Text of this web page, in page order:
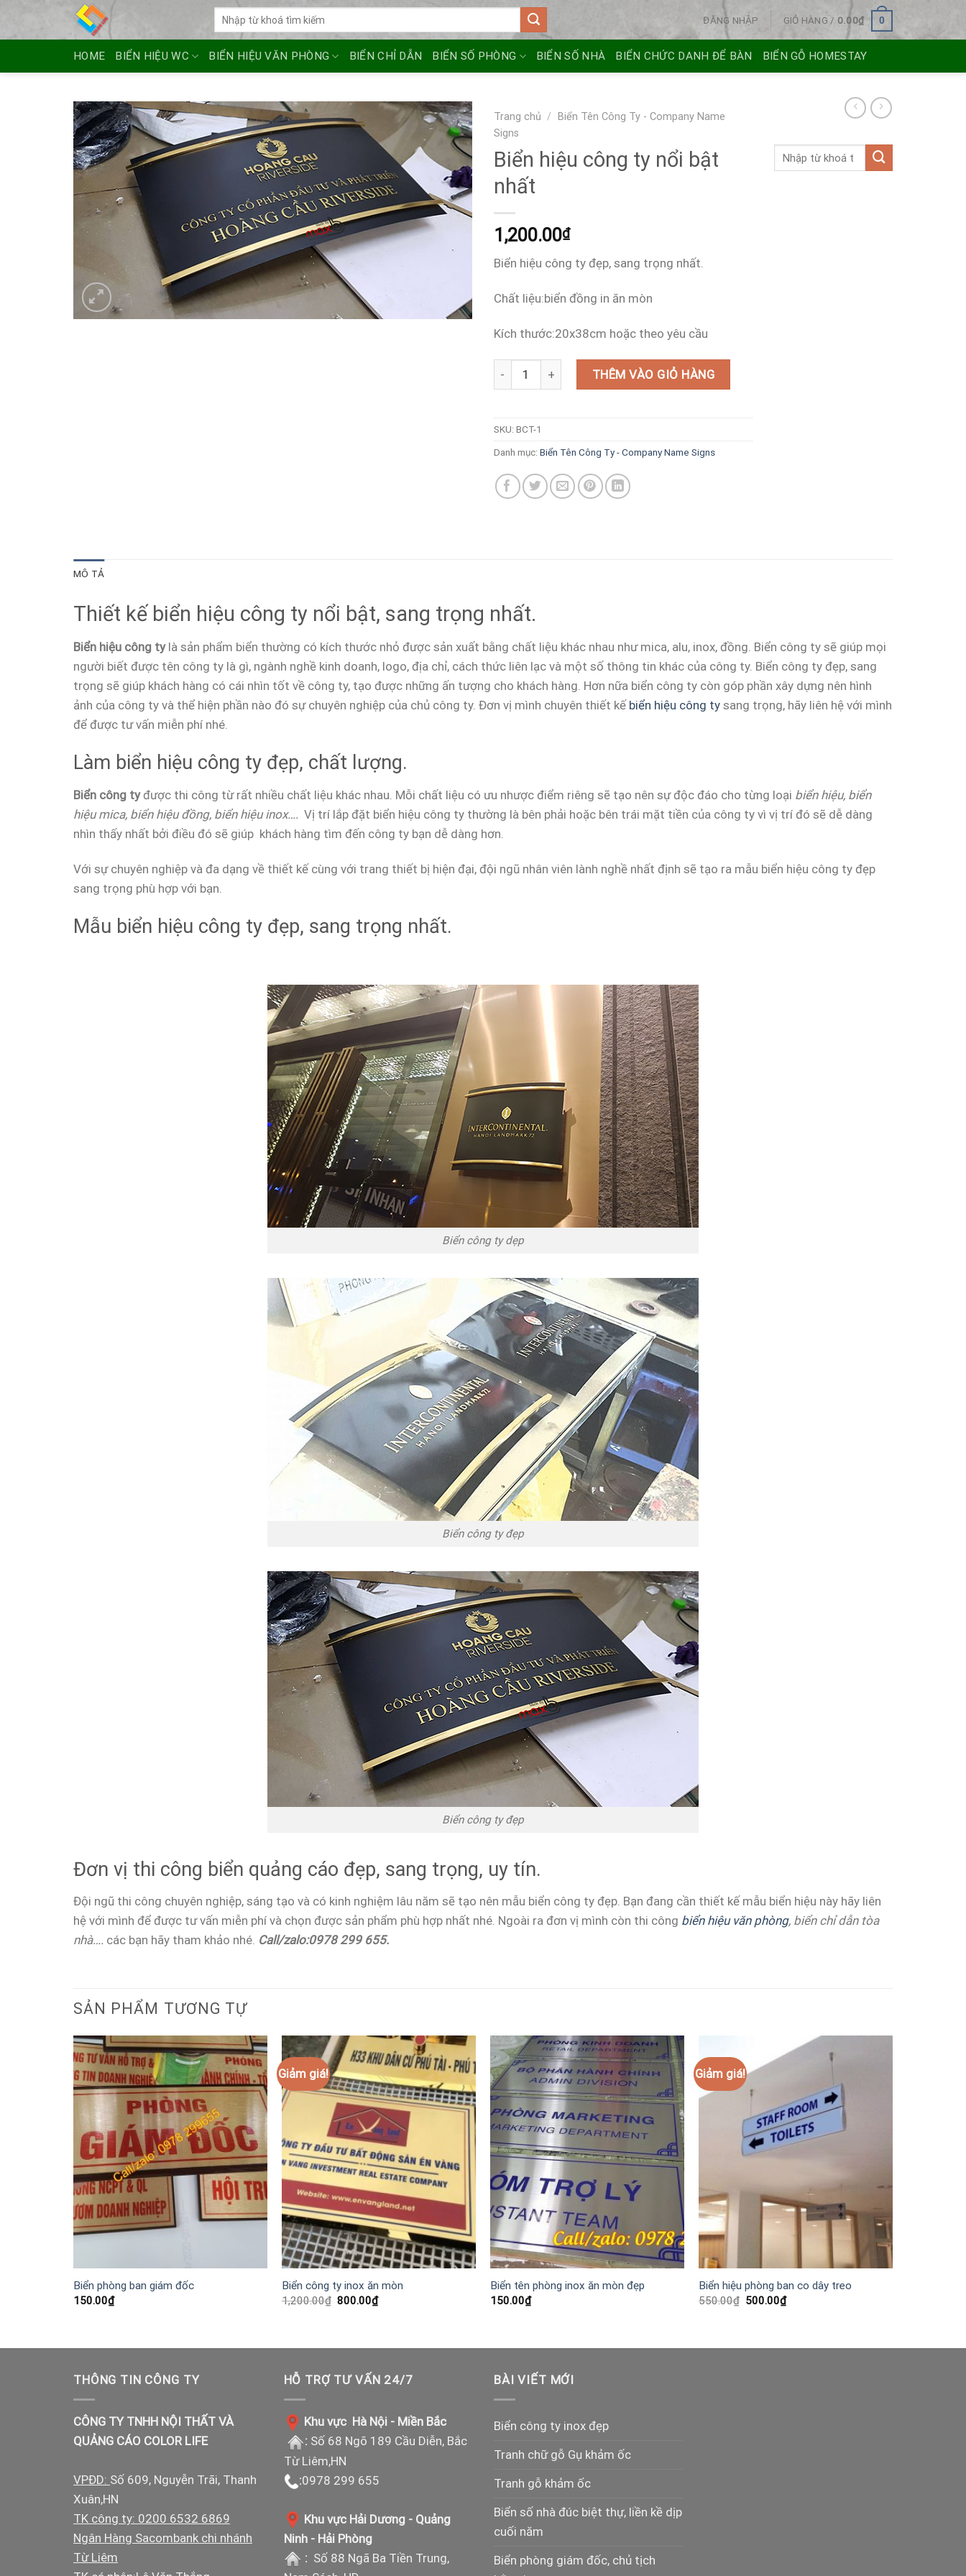
ĐĂNG NHẬP GIỎ HÀNG / 0.00₫ 0
HOME BIỂN HIỆU WC BIỂN HIỆU VĂN PHÒNG BIỂN CHỈ DẪN BIỂN SỐ PHÒNG BIỂN SỐ NHÀ BIỂN CHỨC DANH ĐỂ BÀN BIỂN GỖ HOMESTAY
Trang chủ /
Biển Tên Công Ty - Company Name
Signs
Biển hiệu công ty nổi bật
nhất
1,200.00₫
Biển hiệu công ty đẹp, sang trọng nhất.
Chất liệu:biển đồng in ăn mòn
Kích thước:20x38cm hoặc theo yêu cầu
Biển hiệu công ty nổi bật nhất số lượng
THÊM VÀO GIỎ HÀNG
SKU:BCT-1
Danh mục:Biển Tên Công Ty - Company Name Signs
MÔ TẢ
Thiết kế biển hiệu công ty nổi bật, sang trọng nhất.
Biển hiệu công tylà sản phẩm biển thường có kích thước nhỏ được sản xuất bằng chất liệu khác nhau như mica, alu, inox, đồng. Biển công ty sẽ giúp mọi
người biết được tên công ty là gì, ngành nghề kinh doanh, logo, địa chỉ, cách thức liên lạc và một số thông tin khác của công ty. Biển công ty đẹp, sang
trọng sẽ giúp khách hàng có cái nhìn tốt về công ty, tạo được những ấn tượng cho khách hàng. Hơn nữa biển công ty còn góp phần xây dựng nên hình
ảnh của công ty và thể hiện phần nào đó sự chuyên nghiệp của chủ công ty. Đơn vị mình chuyên thiết kế biển hiệu công ty sang trọng, hãy liên hệ với mình
để được tư vấn miễn phí nhé.
Làm biển hiệu công ty đẹp, chất lượng.
Biển công tyđược thi công từ rất nhiều chất liệu khác nhau. Mỗi chất liệu có ưu nhược điểm riêng sẽ tạo nên sự độc đáo cho từng loại biển hiệu, biển
hiệu mica, biển hiệu đồng, biển hiệu inox…. Vị trí lắp đặt biển hiệu công ty thường là bên phải hoặc bên trái mặt tiền của công ty vì vị trí đó sẽ dễ dàng
nhìn thấy nhất bởi điều đó sẽ giúp khách hàng tìm đến công ty bạn dễ dàng hơn.
Với sự chuyên nghiệp và đa dạng về thiết kế cùng với trang thiết bị hiện đại, đội ngũ nhân viên lành nghề nhất định sẽ tạo ra mẫu biển hiệu công ty đẹp
sang trọng phù hợp với bạn.
Mẫu biển hiệu công ty đẹp, sang trọng nhất.
Biển công ty dẹp
Biển công ty đẹp
Biển công ty đẹp
Đơn vị thi công biển quảng cáo đẹp, sang trọng, uy tín.
Đội ngũ thi công chuyên nghiệp, sáng tạo và có kinh nghiệm lâu năm sẽ tạo nên mẫu biển công ty đẹp. Bạn đang cần thiết kế mẫu biển hiệu này hãy liên
hệ với mình để được tư vấn miễn phí và chọn được sản phẩm phù hợp nhất nhé. Ngoài ra đơn vị mình còn thi công biển hiệu văn phòng, biển chỉ dẫn tòa
nhà…. các bạn hãy tham khảo nhé. Call/zalo:0978 299 655.
SẢN PHẨM TƯƠNG TỰ
Biển phòng ban giám đốc
150.00₫
Giảm giá!
Biển công ty inox ăn mòn
1,200.00₫ Giá
800.00₫Giá
hiện
Biển tên phòng inox ăn mòn đẹp
150.00₫
Giảm giá!
Biển hiệu phòng ban co dây treo
550.00₫ Giá
500.00₫Giá
hiện
THÔNG TIN CÔNG TY
CÔNG TY TNHH NỘI THẤT VÀ
QUẢNG CÁO COLOR LIFE
VPĐD: Số 609, Nguyễn Trãi, Thanh
Xuân,HN
TK công ty: 0200 6532 6869
Ngân Hàng Sacombank chi nhánh
Từ Liêm
HỖ TRỢ TƯ VẤN 24/7
Khu vực Hà Nội - Miền Bắc
: Số 68 Ngõ 189 Cầu Diễn, Bắc
Từ Liêm,HN
:0978 299 655
Khu vực Hải Dương - Quảng
Ninh - Hải Phòng
: Số 88 Ngã Ba Tiền Trung,
BÀI VIẾT MỚI
Biển công ty inox đẹp
Tranh chữ gỗ Gụ khảm ốc
Tranh gỗ khảm ốc
Biển số nhà đúc biệt thự, liền kề dịp
cuối năm
Biển phòng giám đốc, chủ tịch